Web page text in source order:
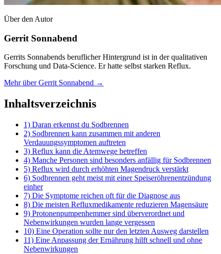
Über den Autor
Gerrit Sonnabend
Gerrits Sonnabends beruflicher Hintergrund ist in der qualitativen
Forschung und Data-Science. Er hatte selbst starken Reflux.
Mehr über Gerrit Sonnabend →
Inhaltsverzeichnis
1) Daran erkennst du Sodbrennen
2) Sodbrennen kann zusammen mit anderen
Verdauungssymptomen auftreten
3) Reflux kann die Atemwege betreffen
4) Manche Personen sind besonders anfällig für Sodbrennen
5) Reflux wird durch erhöhten Magendruck verstärkt
6) Sodbrennen geht meist mit einer Speiseröhrenentzündung
einher
7) Die Symptome reichen oft für die Diagnose aus
8) Die meisten Refluxmedikamente reduzieren Magensäure
9) Protonenpumpenhemmer sind überverordnet und
Nebenwirkungen wurden lange vergessen
10) Eine Operation sollte nur den letzten Ausweg darstellen
11) Eine Anpassung der Ernährung hilft schnell und ohne
Nebenwirkungen